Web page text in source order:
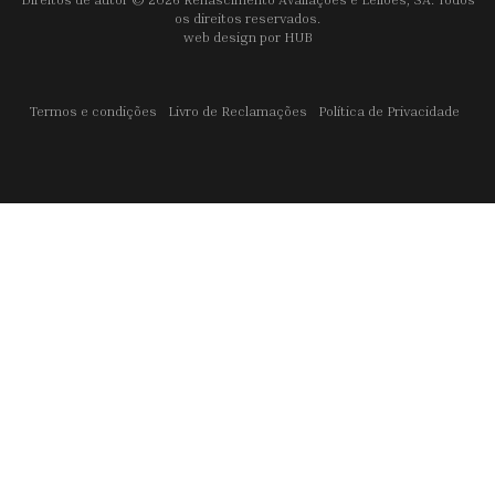
os direitos reservados.
web design por HUB
Termos e condições Livro de Reclamações Política de Privacidade